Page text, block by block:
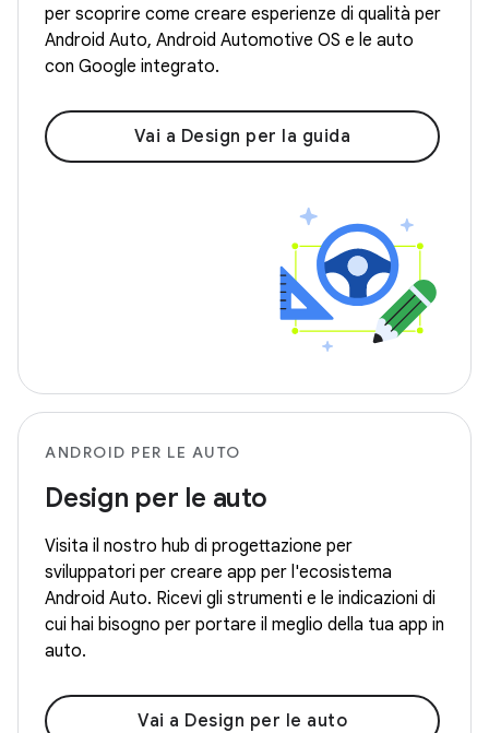
per scoprire come creare esperienze di qualità per
Android Auto, Android Automotive OS e le auto
con Google integrato.
Vai a Design per la guida
ANDROID PER LE AUTO
Design per le auto
Visita il nostro hub di progettazione per
sviluppatori per creare app per l'ecosistema
Android Auto. Ricevi gli strumenti e le indicazioni di
cui hai bisogno per portare il meglio della tua app in
auto.
Vai a Design per le auto